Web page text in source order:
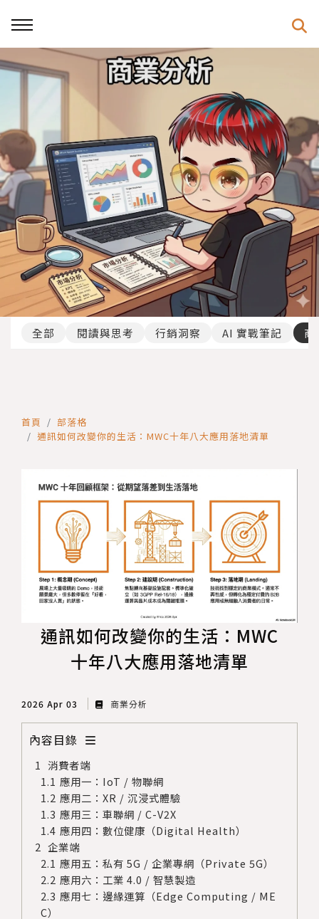
全部 閱讀與思考 行銷洞察 AI 實戰筆記 商
首頁
部落格
通訊如何改變你的生活：MWC十年八大應用落地清單
通訊如何改變你的生活：MWC
十年八大應用落地清單
2026 Apr 03 商業分析
內容目錄
消費者端
應用一：IoT / 物聯網
應用二：XR / 沉浸式體驗
應用三：車聯網 / C-V2X
應用四：數位健康（Digital Health）
企業端
應用五：私有 5G / 企業專網（Private 5G）
應用六：工業 4.0 / 智慧製造
應用七：邊緣運算（Edge Computing / ME
C）